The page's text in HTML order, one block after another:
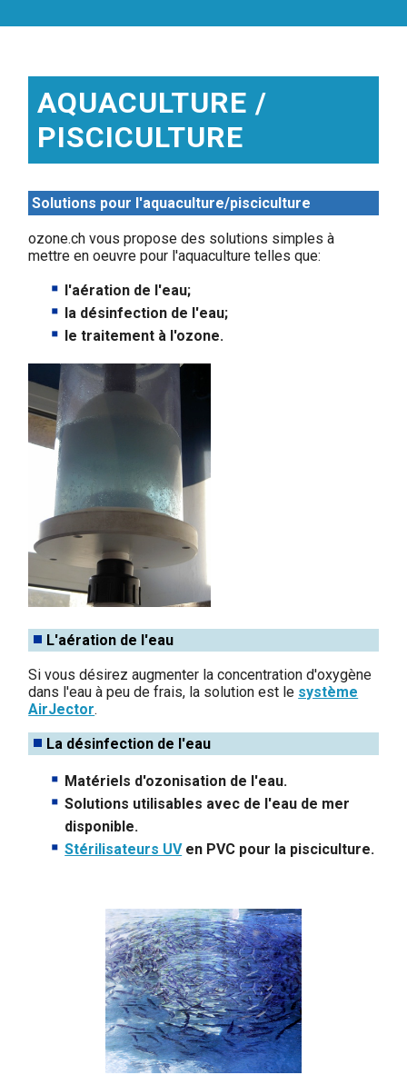
AQUACULTURE /
PISCICULTURE
Solutions pour l'aquaculture/pisciculture
ozone.ch vous propose des solutions simples à
mettre en oeuvre pour l'aquaculture telles que:
l'aération de l'eau;
la désinfection de l'eau;
le traitement à l'ozone.
L'aération de l'eau
Si vous désirez augmenter la concentration d'oxygène
dans l'eau à peu de frais, la solution est le système
AirJector.
La désinfection de l'eau
Matériels d'ozonisation de l'eau.
Solutions utilisables avec de l'eau de mer
disponible.
Stérilisateurs UVen PVC pour la pisciculture.